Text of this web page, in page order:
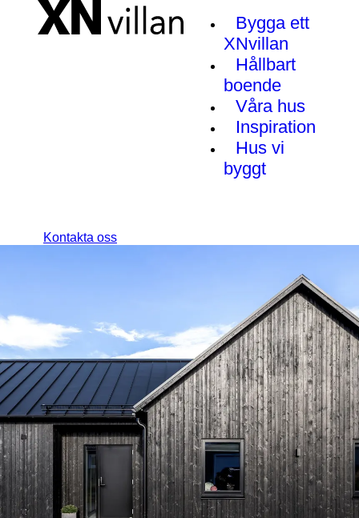
Bygga ett
XNvillan
Hållbart
boende
Våra hus
Inspiration
Hus vi
byggt
Kontakta oss